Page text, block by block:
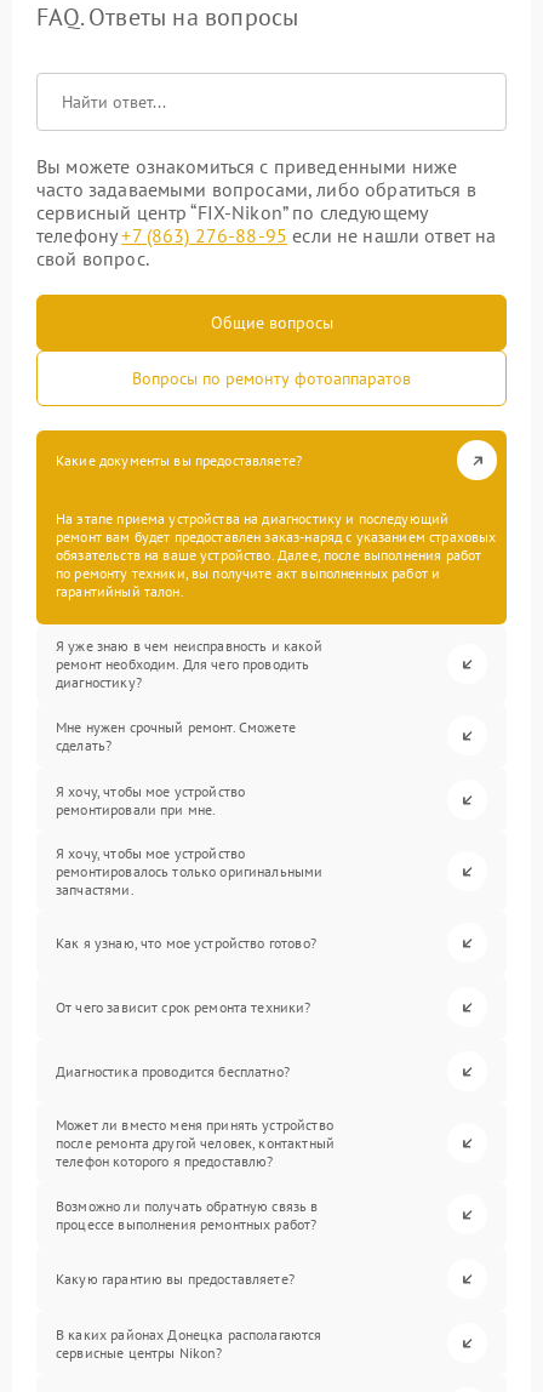
FAQ. Ответы на вопросы
Вы можете ознакомиться с приведенными ниже
часто задаваемыми вопросами, либо обратиться в
сервисный центр “FIX-Nikon” по следующему
телефону+7 (863) 276-88-95 если не нашли ответ на
свой вопрос.
Общие вопросы
Вопросы по ремонту фотоаппаратов
Какие документы вы предоставляете?
На этапе приема устройства на диагностику и последующий
ремонт вам будет предоставлен заказ-наряд с указанием страховых
обязательств на ваше устройство. Далее, после выполнения работ
по ремонту техники, вы получите акт выполненных работ и
гарантийный талон.
Я уже знаю в чем неисправность и какой
ремонт необходим. Для чего проводить
диагностику?
Мне нужен срочный ремонт. Сможете
сделать?
Я хочу, чтобы мое устройство
ремонтировали при мне.
Я хочу, чтобы мое устройство
ремонтировалось только оригинальными
запчастями.
Как я узнаю, что мое устройство готово?
От чего зависит срок ремонта техники?
Диагностика проводится бесплатно?
Может ли вместо меня принять устройство
после ремонта другой человек, контактный
телефон которого я предоставлю?
Возможно ли получать обратную связь в
процессе выполнения ремонтных работ?
Какую гарантию вы предоставляете?
В каких районах Донецка располагаются
сервисные центры Nikon?